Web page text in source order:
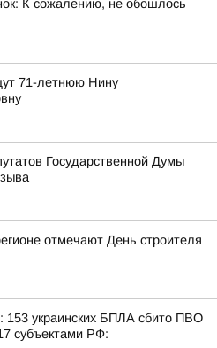
К сожалению, не обошлось
71-летнюю Нину
Государственной Думы
отмечают День строителя
153 украинских БПЛА сбито ПВО
субъектами РФ: